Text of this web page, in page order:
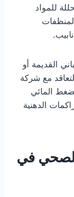
للمواد
القديمة أو
مع شركة
المائي
الدهنية
في